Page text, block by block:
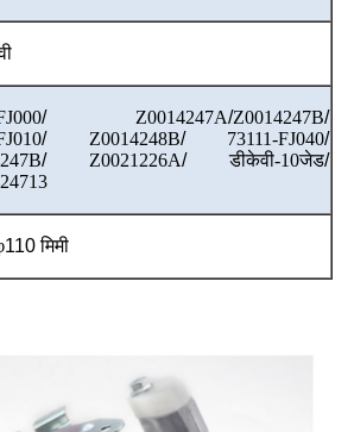
/ Z0014247A/Z0014247B/
/ Z0014248B/ 73111-FJ040/
/ Z0021226A/डीकेवी-10जेड/
110 मिमी